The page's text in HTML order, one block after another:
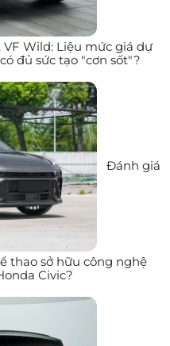
Wild: Liệu mức giá dự
đủ sức tạo "cơn sốt"?
Đánh giá
thao sở hữu công nghệ
Civic?